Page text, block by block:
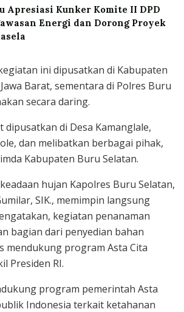
Apresiasi Kunker Komite II DPD
Energi dan Dorong Proyek
ini dipusatkan di Kabupaten
Barat, sementara di Polres Buru
secara daring.
dipusatkan di Desa Kamanglale,
dan melibatkan berbagai pihak,
Kabupaten Buru Selatan.
hujan Kapolres Buru Selatan,
SIK., memimpin langsung
kegiatan penanaman
bagian dari penyedian bahan
mendukung program Asta Cita
Presiden RI.
program pemerintah Asta
Indonesia terkait ketahanan